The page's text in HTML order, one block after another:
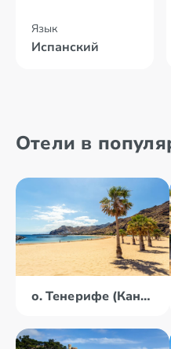
Язык
Испанский
Отели в
о. Тенерифе (Канары)